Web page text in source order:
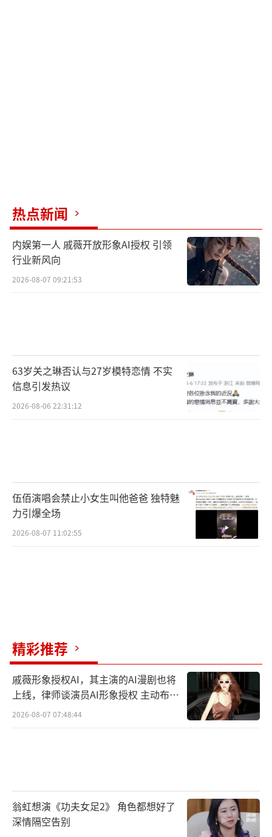
热点新闻
内娱第一人 戚薇开放形象AI授权 引领
行业新风向
2026-08-07 09:21:53
63岁关之琳否认与27岁模特恋情 不实
信息引发热议
2026-08-06 22:31:12
伍佰演唱会禁止小女生叫他爸爸 独特魅
力引爆全场
2026-08-07 11:02:55
精彩推荐
戚薇形象授权AI，其主演的AI漫剧也将
上线，律师谈演员AI形象授权 主动布局
数字资产
2026-08-07 07:48:44
翁虹想演《功夫女足2》 角色都想好了
深情隔空告别